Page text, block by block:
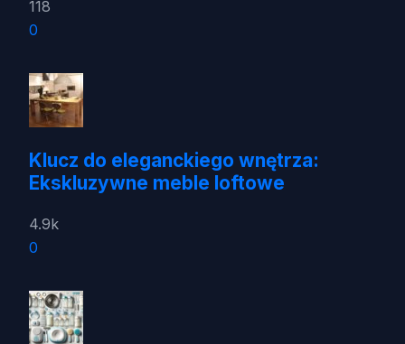
118
0
Klucz do eleganckiego wnętrza:
Ekskluzywne meble loftowe
4.9k
0